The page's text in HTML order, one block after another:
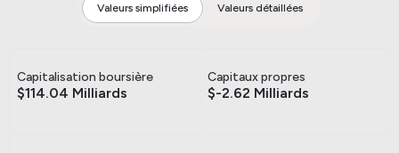
Valeurs simplifiées Valeurs détaillées
Capitalisation boursière
$114.04 Milliards
Capitaux propres
$-2.62 Milliards